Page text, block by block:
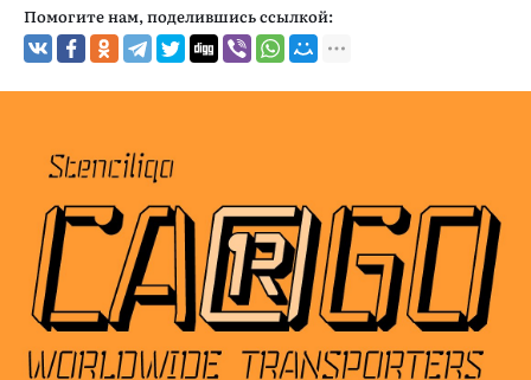
Помогите нам, поделившись ссылкой: